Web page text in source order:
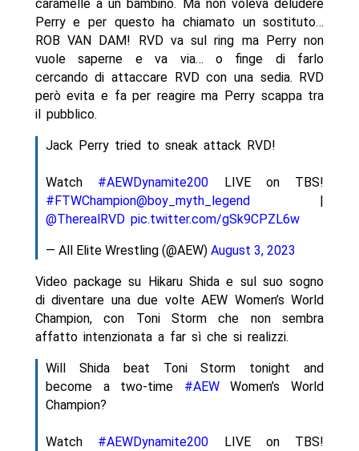
caramelle a un bambino. Ma non voleva deludere
Perry e per questo ha chiamato un sostituto…
ROB VAN DAM! RVD va sul ring ma Perry non
vuole saperne e va via… o finge di farlo
cercando di attaccare RVD con una sedia. RVD
però evita e fa per reagire ma Perry scappa tra
il pubblico.
Jack Perry tried to sneak attack RVD!
Watch #AEWDynamite200 LIVE on TBS!
#FTWChampion@boy_myth_legend|
@TherealRVD pic.twitter.com/gSk9CPZL6w
— All Elite Wrestling (@AEW) August 3, 2023
Video package su Hikaru Shida e sul suo sogno
di diventare una due volte AEW Women’s World
Champion, con Toni Storm che non sembra
affatto intenzionata a far sì che si realizzi.
Will Shida beat Toni Storm tonight and
become a two-time #AEWWomen’s World
Champion?
Watch #AEWDynamite200 LIVE on TBS!